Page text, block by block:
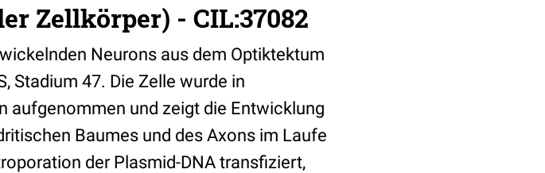
Zellkörper) - CIL:37082
Neurons aus dem Optiktektum
Stadium 47. Die Zelle wurde in
aufgenommen und zeigt die Entwicklung
Baumes und des Axons im Laufe
der Plasmid-DNA transfiziert,